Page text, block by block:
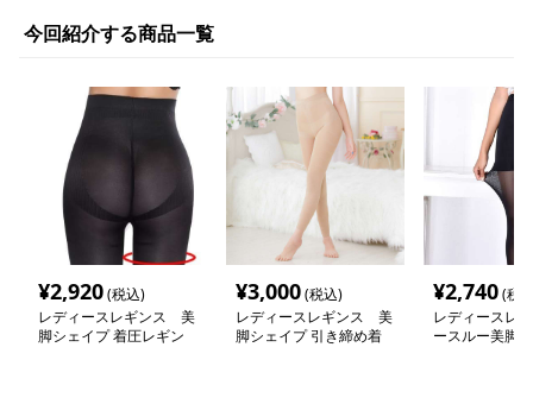
今回紹介する商品一覧
¥2,920(税込)
レディースレギンス 美
脚シェイプ 着圧レギン
¥3,000(税込)
レディースレギンス 美
脚シェイプ 引き締め着
¥2,740(税
レディースレ
ースルー美脚